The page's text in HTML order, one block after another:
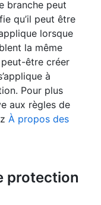
branche peut
qu’il peut être
lorsque
la même
être créer
à
Pour plus
aux règles de
À propos des
protection